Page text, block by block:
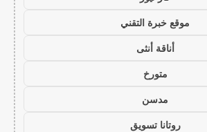
موقع خبرة التقني
أناقة أنثى
متورخ
مدسن
روتانا تسويق